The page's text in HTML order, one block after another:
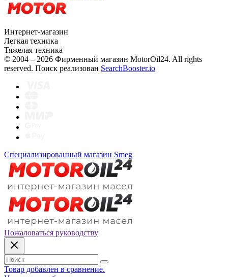
Интернет-магазин
Легкая техника
Тяжелая техника
© 2004 – 2026 Фирменный магазин MotorOil24. All rights
reserved. Поиск реализован SearchBooster.io
Специализированный магазин Smeg
Пожаловаться руководству
Товар добавлен в сравнение.